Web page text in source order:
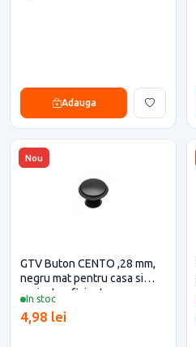
Adauga
Nou
In stoc
GTV Buton CENTO ,28 mm,
negru mat pentru casa si
proiecte eficiente
4,98 lei